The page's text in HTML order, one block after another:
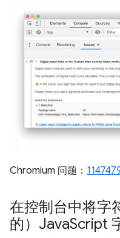
Chromium 问题：
在控制台中将字
的）JavaScript